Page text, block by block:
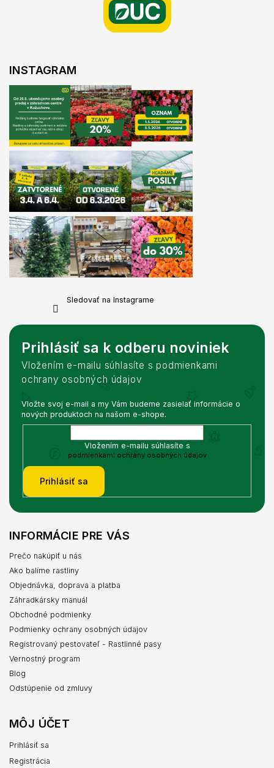
INSTAGRAM
Sledovať na Instagrame
Prihlásiť sa k odberu noviniek
Vložením e-mailu súhlasíte s podmienkami
ochrany osobných údajov
Vložte svoj e-mail a my Vám budeme zasielať informácie o
nových produktoch na našom e-shope.
Vložením e-mailu súhlasíte s
podmienkami ochrany osobných údajov
Prihlásiť sa
INFORMÁCIE PRE VÁS
Prečo nakúpiť u nás
Ako balíme rastliny
Objednávka, doprava a platba
Záhradkársky manuál
Obchodné podmienky
Podmienky ochrany osobných údajov
Registrovaný pestovateľ - Rastlinné pasy
Vernostný program
Blog
Odstúpenie od zmluvy
MÔJ ÚČET
Prihlásiť sa
Registrácia